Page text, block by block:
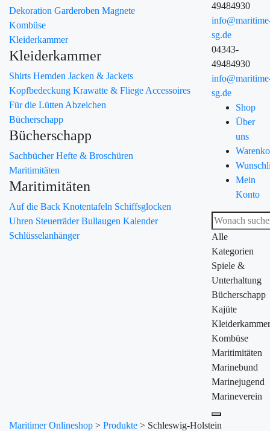
Dekoration Garderoben Magnete
Kombüse
Kleiderkammer
Kleiderkammer
Shirts Hemden Jacken & Jackets
Kopfbedeckung Krawatte & Fliege Accessoires
Für die Lütten Abzeichen
Bücherschapp
Bücherschapp
SachbücherHefte & Broschüren
Maritimitäten
Maritimitäten
Auf die Back Knotentafeln Schiffsglocken
Uhren SteuerräderBullaugen Kalender
Schlüsselanhänger
49484930
sg.de
04343-
49484930
sg.de
Shop
Über
uns
Mein
Konto
Alle
Kategorien
Spiele &
Unterhaltung
Bücherschapp
Kajüte
Kleiderkammer
Kombüse
Maritimitäten
Marinebund
Marinejugend
Marineverein
Maritimer Onlineshop > Produkte > Schleswig-Holstein